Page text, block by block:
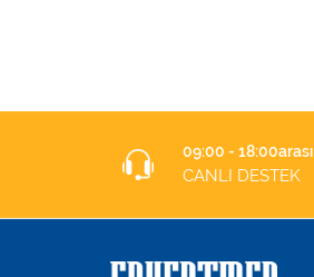
09:00 - 18:00arası
CANLI DESTEK